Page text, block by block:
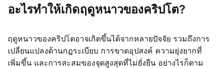
อะไรทำให้เกิดฤดูหนาวของคริปโต?
ฤดูหนาวของคริปโตอาจเกิดขึ้นได้จากหลายปัจจัย รวมถึงการ
เปลี่ยนแปลงด้านกฎระเบียบ การขาดอุปสงค์ ความยุ่งยากที่
เพิ่มขึ้น และการสะสมของจุดสูงสุดที่ไม่ยั่งยืน อย่างไรก็ตาม